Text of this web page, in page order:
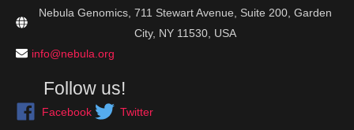
Nebula Genomics, 711 Stewart Avenue, Suite 200, Garden
City, NY 11530, USA
info@nebula.org
Follow us!
Facebook Twitter